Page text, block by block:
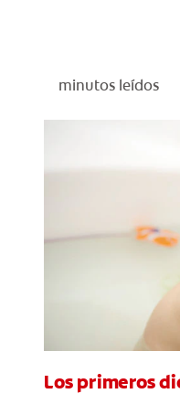
minutos leídos
Los primeros